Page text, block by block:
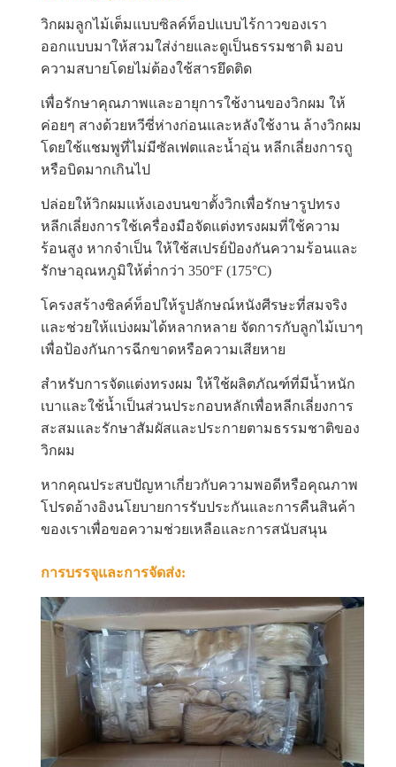
วิกผมลูกไม้เต็มแบบซิลค์ท็อปแบบไร้กาวของเรา
ออกแบบมาให้สวมใส่ง่ายและดูเป็นธรรมชาติ มอบ
ความสบายโดยไม่ต้องใช้สารยึดติด
เพื่อรักษาคุณภาพและอายุการใช้งานของวิกผม ให้
ค่อยๆ สางด้วยหวีซี่ห่างก่อนและหลังใช้งาน ล้างวิกผม
โดยใช้แชมพูที่ไม่มีซัลเฟตและน้ำอุ่น หลีกเลี่ยงการถู
หรือบิดมากเกินไป
ปล่อยให้วิกผมแห้งเองบนขาตั้งวิกเพื่อรักษารูปทรง
หลีกเลี่ยงการใช้เครื่องมือจัดแต่งทรงผมที่ใช้ความ
ร้อนสูง หากจำเป็น ให้ใช้สเปรย์ป้องกันความร้อนและ
รักษาอุณหภูมิให้ต่ำกว่า 350°F (175°C)
โครงสร้างซิลค์ท็อปให้รูปลักษณ์หนังศีรษะที่สมจริง
และช่วยให้แบ่งผมได้หลากหลาย จัดการกับลูกไม้เบาๆ
เพื่อป้องกันการฉีกขาดหรือความเสียหาย
สำหรับการจัดแต่งทรงผม ให้ใช้ผลิตภัณฑ์ที่มีน้ำหนัก
เบาและใช้น้ำเป็นส่วนประกอบหลักเพื่อหลีกเลี่ยงการ
สะสมและรักษาสัมผัสและประกายตามธรรมชาติของ
วิกผม
หากคุณประสบปัญหาเกี่ยวกับความพอดีหรือคุณภาพ
โปรดอ้างอิงนโยบายการรับประกันและการคืนสินค้า
ของเราเพื่อขอความช่วยเหลือและการสนับสนุน
การบรรจุและการจัดส่ง: